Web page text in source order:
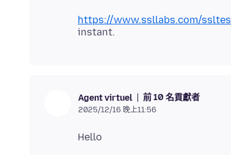
https://www.ssllabs.com/
Agent virtuel 前 10 名貢獻者
2025/12/16 晚上11:56